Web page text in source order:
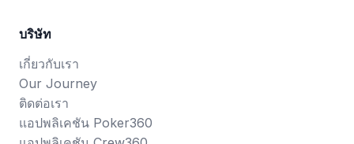
บริษัท
เกี่ยวกับเรา
Our Journey
ติดต่อเรา
แอปพลิเคชัน Poker360